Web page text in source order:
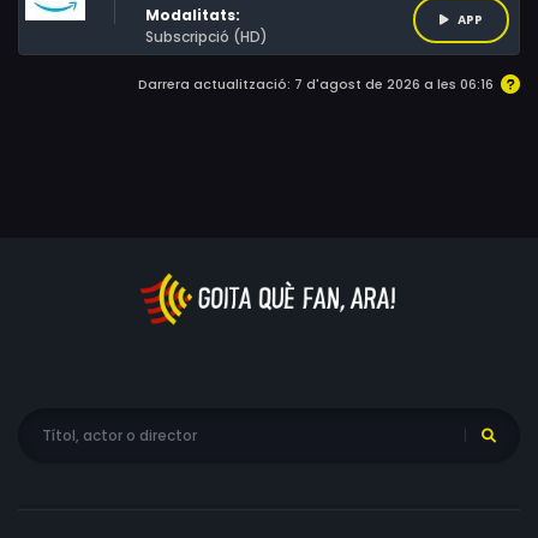
Modalitats:
Subscripció (HD)
APP
Darrera actualització: 7 d'agost de 2026 a les 06:16